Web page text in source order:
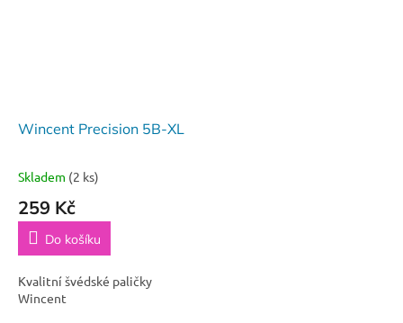
Wincent Precision 5B-XL
Skladem (2 ks)
259 Kč
Do košíku
Kvalitní švédské paličky
Wincent